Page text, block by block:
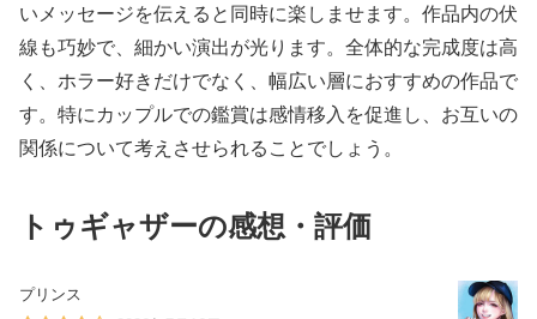
いメッセージを伝えると同時に楽しませます。作品内の伏
線も巧妙で、細かい演出が光ります。全体的な完成度は高
く、ホラー好きだけでなく、幅広い層におすすめの作品で
す。特にカップルでの鑑賞は感情移入を促進し、お互いの
関係について考えさせられることでしょう。
トゥギャザーの感想・評価
プリンス